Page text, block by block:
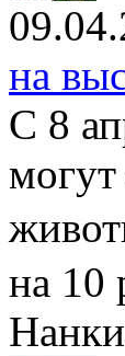
на
С 8
на 10